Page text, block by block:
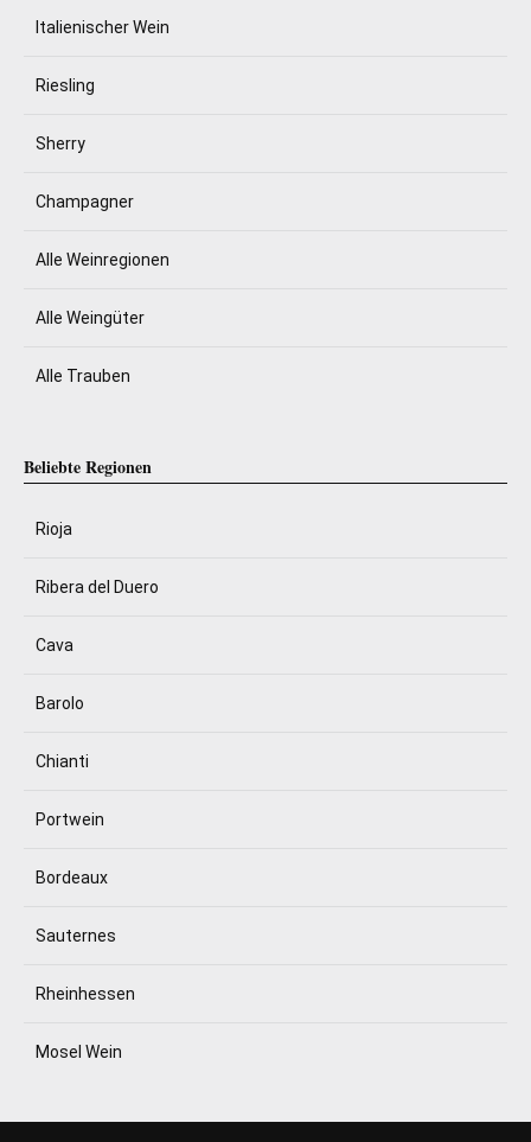
Italienischer Wein
Riesling
Sherry
Champagner
Alle Weinregionen
Alle Weingüter
Alle Trauben
Beliebte Regionen
Rioja
Ribera del Duero
Cava
Barolo
Chianti
Portwein
Bordeaux
Sauternes
Rheinhessen
Mosel Wein